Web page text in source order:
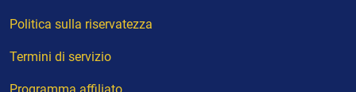
Politica sulla riservatezza
Termini di servizio